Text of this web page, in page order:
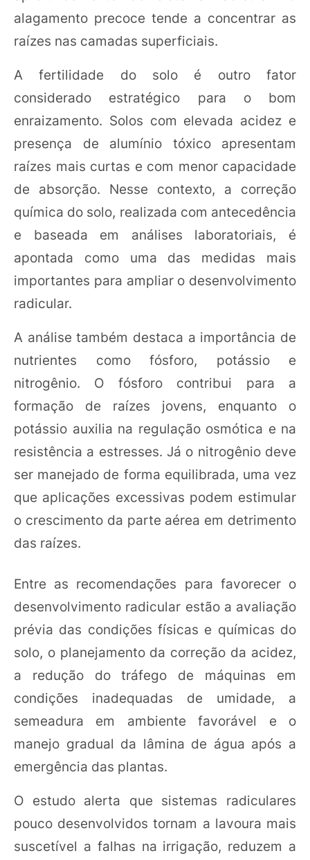
alagamento precoce tende a concentrar as
raízes nas camadas superficiais.
A fertilidade do solo é outro fator
considerado estratégico para o bom
enraizamento. Solos com elevada acidez e
presença de alumínio tóxico apresentam
raízes mais curtas e com menor capacidade
de absorção. Nesse contexto, a correção
química do solo, realizada com antecedência
e baseada em análises laboratoriais, é
apontada como uma das medidas mais
importantes para ampliar o desenvolvimento
radicular.
A análise também destaca a importância de
nutrientes como fósforo, potássio e
nitrogênio. O fósforo contribui para a
formação de raízes jovens, enquanto o
potássio auxilia na regulação osmótica e na
resistência a estresses. Já o nitrogênio deve
ser manejado de forma equilibrada, uma vez
que aplicações excessivas podem estimular
o crescimento da parte aérea em detrimento
das raízes.
Entre as recomendações para favorecer o
desenvolvimento radicular estão a avaliação
prévia das condições físicas e químicas do
solo, o planejamento da correção da acidez,
a redução do tráfego de máquinas em
condições inadequadas de umidade, a
semeadura em ambiente favorável e o
manejo gradual da lâmina de água após a
emergência das plantas.
O estudo alerta que sistemas radiculares
pouco desenvolvidos tornam a lavoura mais
suscetível a falhas na irrigação, reduzem a